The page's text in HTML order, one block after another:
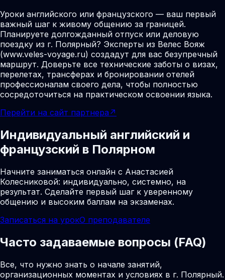
Уроки английского или французского — ваш первый
важный шаг к живому общению за границей.
Планируете долгожданный отпуск или деловую
поездку из г. Полярный? Эксперты из Велес Вояж
(www.veles-voyage.ru) создадут для вас безупречный
маршрут. Доверьте все технические заботы о визах,
перелетах, трансферах и бронировании отелей
профессионалам своего дела, чтобы полностью
сосредоточиться на практическом освоении языка.
Перейти на сайт партнера ↗
Индивидуальный английский и
французский в Полярном
Начните заниматься онлайн с Анастасией
Колесниковой: индивидуально, системно, на
результат. Сделайте первый шаг к уверенному
общению и высоким баллам на экзаменах.
Записаться на урокО преподавателе
Часто задаваемые вопросы (FAQ)
Все, что нужно знать о начале занятий,
организационных моментах и условиях в г. Полярный.